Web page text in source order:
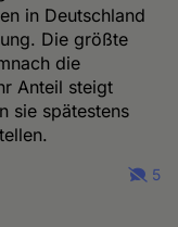
in Deutschland
Die größte
die
Anteil steigt
sie spätestens
5